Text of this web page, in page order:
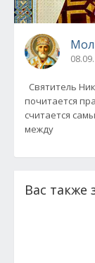
Святитель
почитается
считается
между
Вас также